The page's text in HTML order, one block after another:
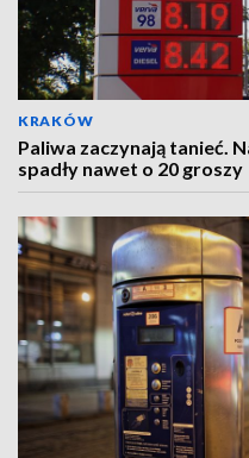
KRAKÓW
Paliwa zaczynają tanieć.
spadły nawet o 20 groszy